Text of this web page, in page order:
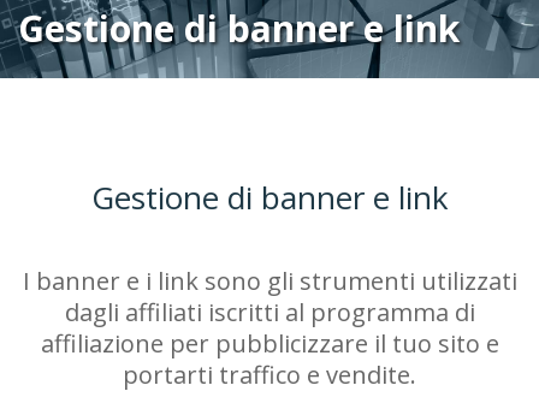
Gestione di banner e link
Gestione di banner e link
I banner e i link sono gli strumenti utilizzati
dagli affiliati iscritti al programma di
affiliazione per pubblicizzare il tuo sito e
portarti traffico e vendite.